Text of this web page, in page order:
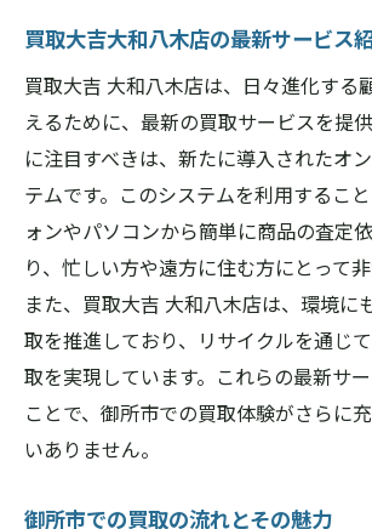
買取大吉大和八木店の最新サービス
買取大吉 大和八木店は、日々進化する
えるために、最新の買取サービスを提
に注目すべきは、新たに導入されたオ
テムです。このシステムを利用するこ
ォンやパソコンから簡単に商品の査定
り、忙しい方や遠方に住む方にとって非
また、買取大吉 大和八木店は、環境に
取を推進しており、リサイクルを通じ
取を実現しています。これらの最新サ
ことで、御所市での買取体験がさらに
いありません。
御所市での買取の流れとその魅力